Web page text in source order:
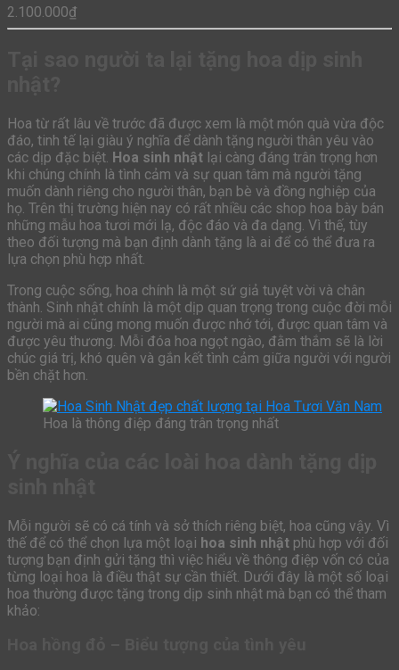
2.100.000₫
Hoa từ rất lâu về trước đã được xem là một món quà vừa độc
đáo, tinh tế lại giàu ý nghĩa để dành tặng người thân yêu vào
các dịp đặc biệt. Hoa sinh nhật lại càng đáng trân trọng hơn
khi chúng chính là tình cảm và sự quan tâm mà người tặng
muốn dành riêng cho người thân, bạn bè và đồng nghiệp của
họ. Trên thị trường hiện nay có rất nhiều các shop hoa bày bán
những mẫu hoa tươi mới lạ, độc đáo và đa dạng. Vì thế, tùy
theo đối tượng mà bạn định dành tặng là ai để có thể đưa ra
lựa chọn phù hợp nhất.
Trong cuộc sống, hoa chính là một sứ giả tuyệt vời và chân
thành. Sinh nhật chính là một dịp quan trọng trong cuộc đời mỗi
người mà ai cũng mong muốn được nhớ tới, được quan tâm và
được yêu thương. Mỗi đóa hoa ngọt ngào, đằm thắm sẽ là lời
chúc giá trị, khó quên và gắn kết tình cảm giữa người với người
bền chặt hơn.
Hoa là thông điệp đáng trân trọng nhất
Mỗi người sẽ có cá tính và sở thích riêng biệt, hoa cũng vậy. Vì
thế để có thể chọn lựa một loại hoa sinh nhật phù hợp với đối
tượng bạn định gửi tặng thì việc hiểu về thông điệp vốn có của
từng loại hoa là điều thật sự cần thiết. Dưới đây là một số loại
hoa thường được tặng trong dịp sinh nhật mà bạn có thể tham
khảo: